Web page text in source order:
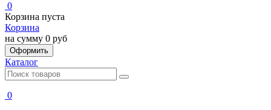
0
Корзина пуста
Корзина
на сумму 0 руб
Оформить
Каталог
0